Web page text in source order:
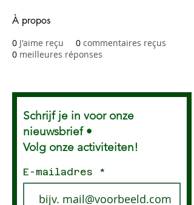
À propos
0 J'aime reçu 0 commentaires reçus
0 meilleures réponses
Schrijf je in voor onze
nieuwsbrief •
Volg onze activiteiten!
E-mailadres